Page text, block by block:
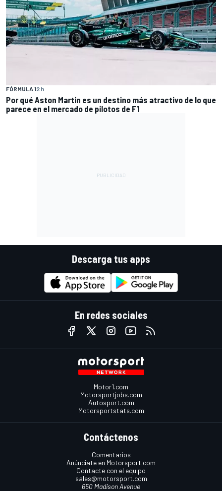
FÓRMULA 12 h
Por qué Aston Martin es un destino más atractivo de lo que
parece en el mercado de pilotos de F1
Descarga tus apps
En redes sociales
Motor1.com
Motorsportjobs.com
Autosport.com
Motorsportstats.com
Contáctenos
Comentarios
Anúnciate en Motorsport.com
Contacte con el equipo
sales@motorsport.com
650 Madison Avenue